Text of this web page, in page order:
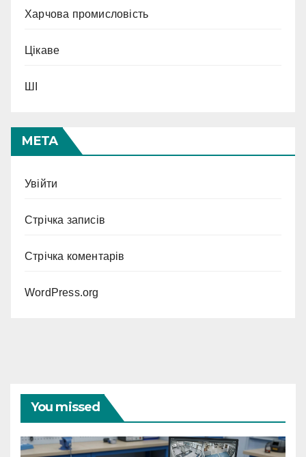
Харчова промисловість
Цікаве
ШІ
МЕТА
Увійти
Стрічка записів
Стрічка коментарів
WordPress.org
You missed